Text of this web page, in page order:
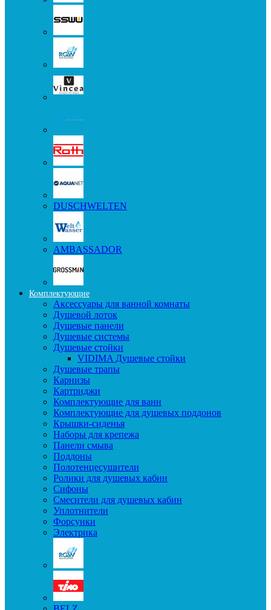
DUSCHWELTEN
AMBASSADOR
Комплектующие
Аксессуары для ванной комнаты
Душевой лоток
Душевые панели
Душевые системы
Душевые стойки
VIDIMA Душевые стойки
Душевые трапы
Карнизы
Картриджи
Комплектующие для ванн
Комплектующие для душевых поддонов
Крышки-сиденья
Наборы для крепежа
Панели смыва
Поддоны
Полотенцесушители
Ролики для душевых кабин
Сифоны
Смесители для душевых кабин
Уплотнители
Форсунки
Электрика